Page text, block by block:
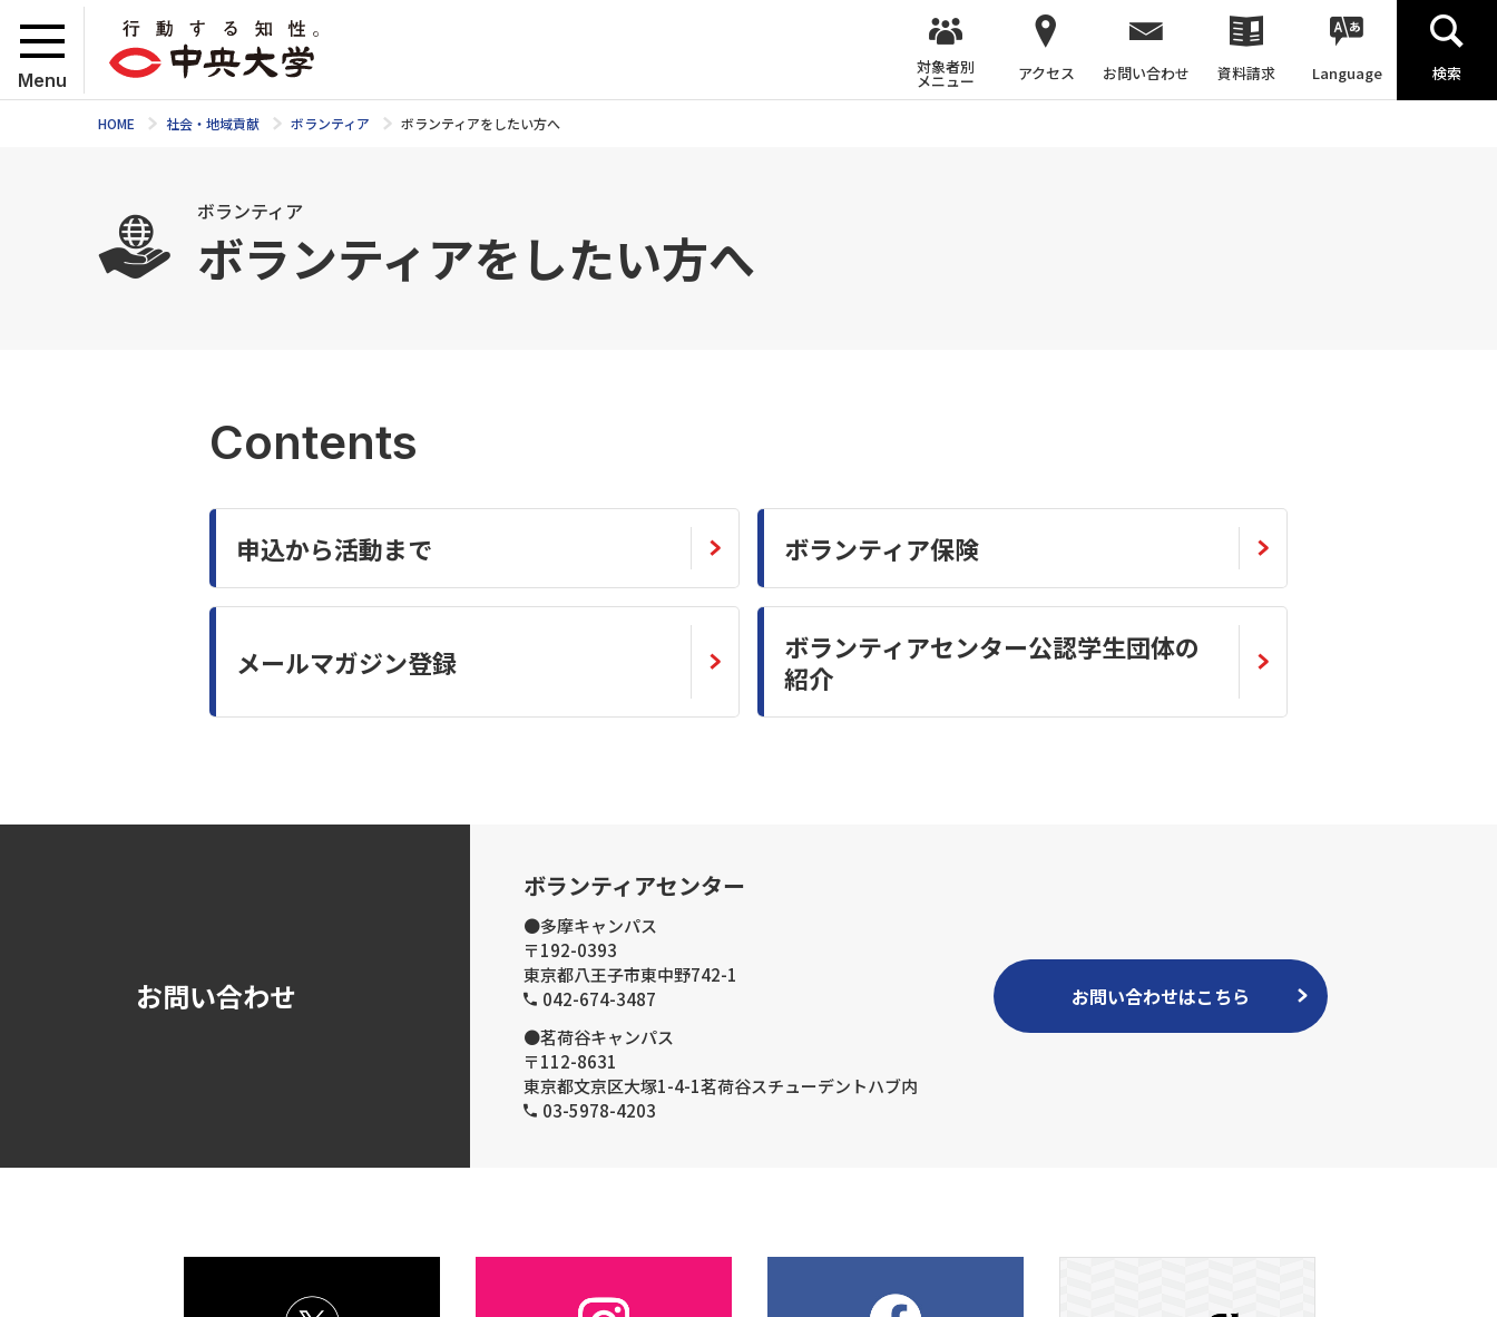
Menu
対象者別
メニュー アクセス お問い合わせ 資料請求 Language 検索
HOME 社会・地域貢献 ボランティア ボランティアをしたい方へ
ボランティア
ボランティアをしたい方へ
Contents
申込から活動まで ボランティア保険
メールマガジン登録
ボランティアセンター公認学生団体の
紹介
お問い合わせ
ボランティアセンター
●多摩キャンパス
〒192-0393
東京都八王子市東中野742-1
042-674-3487
●茗荷谷キャンパス
〒112-8631
東京都文京区大塚1-4-1茗荷谷スチューデントハブ内
03-5978-4203
お問い合わせはこちら